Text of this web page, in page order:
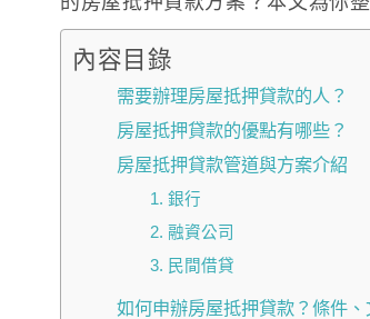
內容目錄
需要辦理房屋抵押貸款的人？
房屋抵押貸款的優點有哪些？
房屋抵押貸款管道與方案介紹
1. 銀行
2. 融資公司
3. 民間借貸
如何申辦房屋抵押貸款？條件、